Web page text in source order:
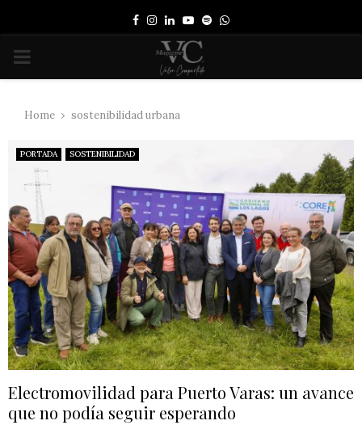
Facebook
Instagram
LinkedinYoutube
SpotifyWhatsapp
PRIMARY
Home sostenibilidad urbana
PORTADA SOSTENIBILIDAD
Electromovilidad para Puerto Varas: un avance
que no podía seguir esperando